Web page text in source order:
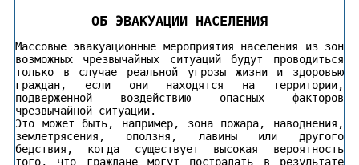
ОБ ЭВАКУАЦИИ НАСЕЛЕНИЯ
Массовые эвакуационные мероприятия населения из зон
возможных чрезвычайных ситуаций будут проводиться
только в случае реальной угрозы жизни и здоровью
граждан, если они находятся на территории,
подверженной воздействию опасных факторов
чрезвычайной ситуации.
Это может быть, например, зона пожара, наводнения,
землетрясения, оползня, лавины или другого
бедствия, когда существует высокая вероятность
того, что граждане могут пострадать в результате